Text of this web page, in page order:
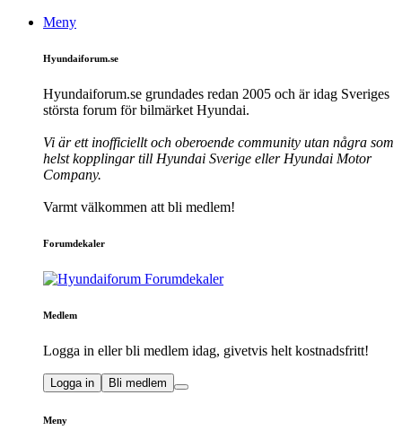
Meny
Hyundaiforum.se
Hyundaiforum.se grundades redan 2005 och är idag Sveriges
största forum för bilmärket Hyundai.
Vi är ett inofficiellt och oberoende community utan några som
helst kopplingar till Hyundai Sverige eller Hyundai Motor
Company.
Varmt välkommen att bli medlem!
Forumdekaler
Medlem
Logga in eller bli medlem idag, givetvis helt kostnadsfritt!
Logga in Bli medlem
Meny